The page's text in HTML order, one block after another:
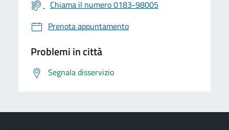
Chiama il numero 0183-98005
Prenota appuntamento
Problemi in città
Segnala disservizio